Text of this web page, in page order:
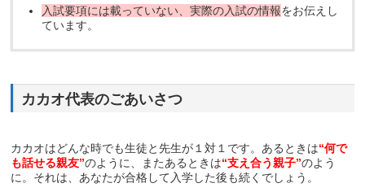
入試要項には載っていない、実際の入試の情報をお伝えし
ています。
カカオ代表のごあいさつ
カカオはどんな時でも生徒と先生が１対１です。あるときは“何で
も話せる親友”のように、またあるときは“支え合う親子”のよう
に。それは、あなたが合格して入学した後も続くでしょう。